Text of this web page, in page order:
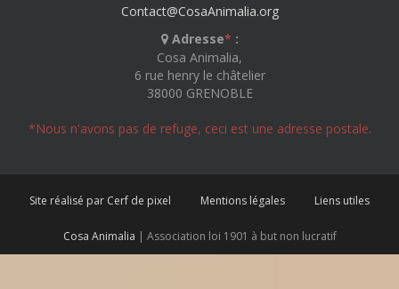
Contact@CosaAnimalia.org
Adresse* :
Cosa Animalia,
6 rue henry le châtelier
38000 GRENOBLE
*Nous n'avons pas de refuge, ceci est une adresse postale.
Site réalisé par Cerf de pixel Mentions légales Liens utiles
Cosa Animalia | Association loi 1901 à but non lucratif